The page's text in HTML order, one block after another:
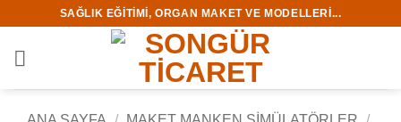
SAĞLIK EĞITIMI, ORGAN MAKET VE MODELLERI...